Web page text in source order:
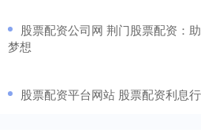
股票配资公司网 荆门股票配资：
梦想
股票配资平台网站 股票配资利息